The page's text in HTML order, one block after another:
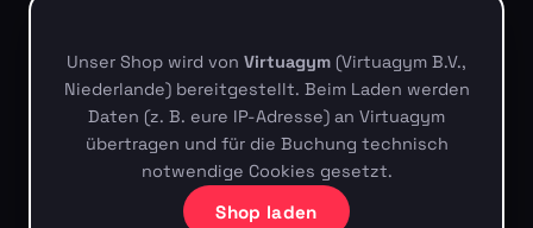
Unser Shop wird von Virtuagym (Virtuagym B.V.,
Niederlande) bereitgestellt. Beim Laden werden
Daten (z. B. eure IP-Adresse) an Virtuagym
übertragen und für die Buchung technisch
notwendige Cookies gesetzt.
Shop laden